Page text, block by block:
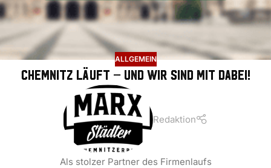
ALLGEMEIN
Chemnitz läuft – und wir sind mit dabei!
Redaktion
Als stolzer Partner des Firmenlaufs